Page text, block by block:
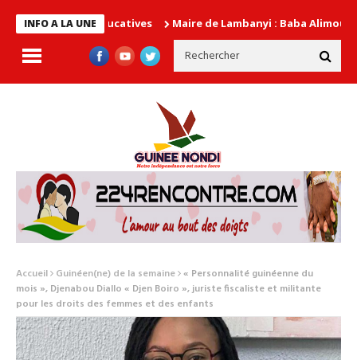
INFO A LA UNE Maire de Lambanyi : Baba Alimou Barry
Accueil Guinéen(ne) de la semaine « Personnalité guinéenne du
mois », Djenabou Diallo « Djen Boiro », juriste fiscaliste et militante
pour les droits des femmes et des enfants